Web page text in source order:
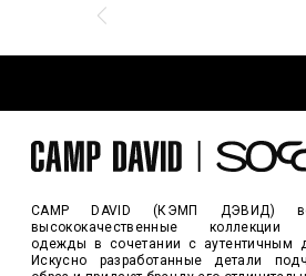
CAMP DAVID (КЭМП ДЭВИД)
высококачественные коллекции
одежды в сочетании с аутентичным
Искусно разработанные детали